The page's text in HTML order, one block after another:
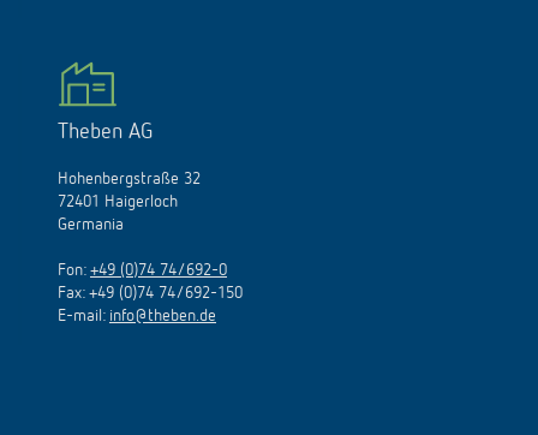
Theben AG
Hohenbergstraße 32
72401 Haigerloch
Germania
Fon: +49 (0)74 74/692-0
Fax: +49 (0)74 74/692-150
E-mail: info@theben.de